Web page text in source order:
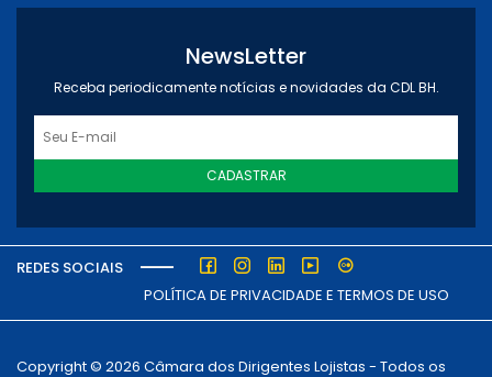
NewsLetter
Receba periodicamente notícias e novidades da CDL BH.
CADASTRAR
REDES SOCIAIS
POLÍTICA DE PRIVACIDADE E TERMOS DE USO
Copyright © 2026 Câmara dos Dirigentes Lojistas - Todos os